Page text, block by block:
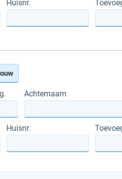
Huisnr.
Achternaam
Huisnr.